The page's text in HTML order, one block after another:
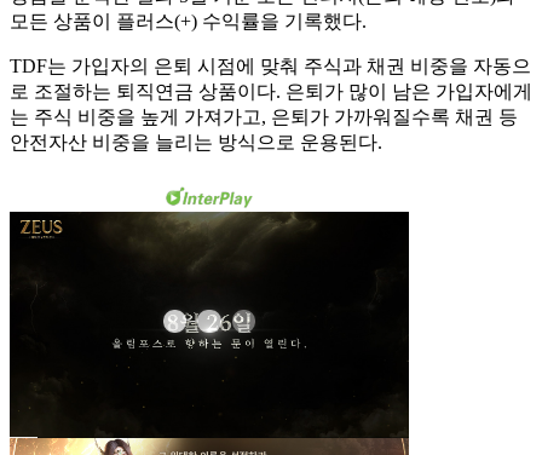
모든 상품이 플러스(+) 수익률을 기록했다.
TDF는 가입자의 은퇴 시점에 맞춰 주식과 채권 비중을 자동으
로 조절하는 퇴직연금 상품이다. 은퇴가 많이 남은 가입자에게
는 주식 비중을 높게 가져가고, 은퇴가 가까워질수록 채권 등
안전자산 비중을 늘리는 방식으로 운용된다.